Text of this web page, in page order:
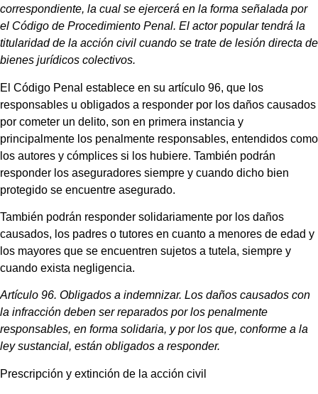
correspondiente, la cual se ejercerá en la forma señalada por
el Código de Procedimiento Penal. El actor popular tendrá la
titularidad de la acción civil cuando se trate de lesión directa de
bienes jurídicos colectivos.
El Código Penal establece en su artículo 96, que los
responsables u obligados a responder por los daños causados
por cometer un delito, son en primera instancia y
principalmente los penalmente responsables, entendidos como
los autores y cómplices si los hubiere. También podrán
responder los aseguradores siempre y cuando dicho bien
protegido se encuentre asegurado.
También podrán responder solidariamente por los daños
causados, los padres o tutores en cuanto a menores de edad y
los mayores que se encuentren sujetos a tutela, siempre y
cuando exista negligencia.
Artículo 96. Obligados a indemnizar. Los daños causados con
la infracción deben ser reparados por los penalmente
responsables, en forma solidaria, y por los que, conforme a la
ley sustancial, están obligados a responder.
Prescripción y extinción de la acción civil